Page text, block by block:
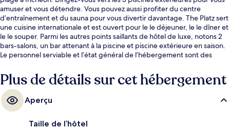
amuser et vous détendre. Vous pouvez aussi profiter du centre
d’entraînement et du sauna pour vous divertir davantage. The Platz sert
une cuisine internationale et est ouvert pour le le déjeuner, le le dîner et
le le souper. Parmi les autres points saillants de hôtel de luxe, notons 2
bars-salons, un bar attenant à la piscine et piscine extérieure en saison.
Le personnel serviable et l’état général de l’hébergement sont des
quelques minutes de marche du transport en commun : Water Park
Station se trouve à 8 minutes.
Plus de détails sur cet hébergement
Aperçu
Taille de l’hôtel